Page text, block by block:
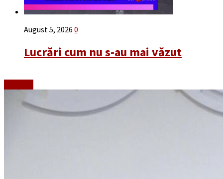
August 5, 2026 0
Lucrări cum nu s-au mai văzut